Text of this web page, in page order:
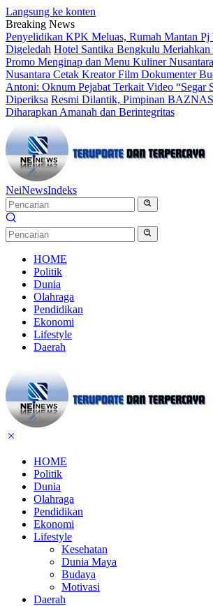
Langsung ke konten
Breaking News
Penyelidikan KPK Meluas, Rumah Mantan
Digeledah Hotel Santika Bengkulu
Promo Menginap dan Menu Kuliner Nusantara
Nusantara Cetak Kreator Film Dokumenter
Antoni: Oknum Pejabat Terkait Video “Segar
Diperiksa Resmi Dilantik, Pimpinan
Diharapkan Amanah dan Berintegritas
NeiNewsIndeks
HOME
Politik
Dunia
Olahraga
Pendidikan
Ekonomi
Lifestyle
Daerah
HOME
Politik
Dunia
Olahraga
Pendidikan
Ekonomi
Lifestyle
Kesehatan
Dunia Maya
Budaya
Motivasi
Daerah